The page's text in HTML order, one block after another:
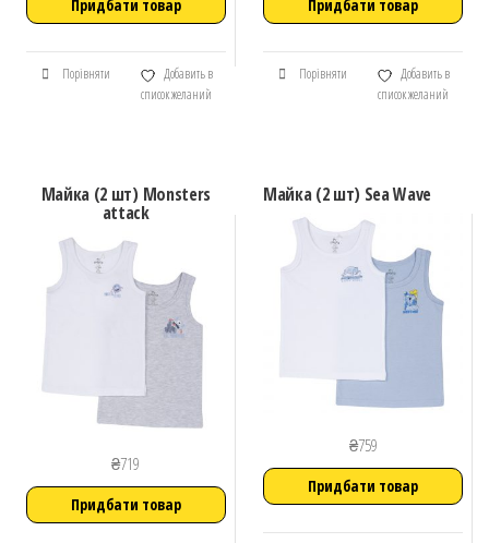
Придбати товар
Порівняти
Добавить в
список желаний
Придбати товар
Порівняти
Добавить в
список желаний
Майка (2 шт) Monsters
attack
₴719
Придбати товар
Майка (2 шт) Sea Wave
₴759
Придбати товар